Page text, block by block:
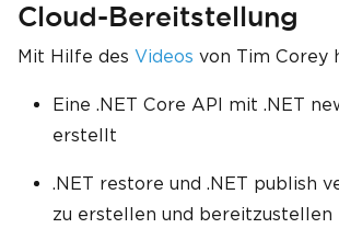
Cloud-Bereitstellung
Mit Hilfe des Videos von Tim Corey
Eine .NET Core API mit .NET
erstellt
.NET restore und .NET publish
zu erstellen und bereitzustellen